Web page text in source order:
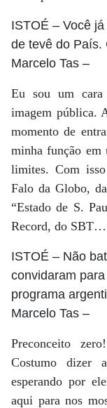
ISTOÉ – Você
de tevê do País.
Marcelo Tas –
Eu sou um
imagem pública.
momento de
minha função em
limites. Com
Falo da Globo,
“Estado de S.
Record, do SBT…
ISTOÉ – Não
convidaram
programa
Marcelo Tas –
Preconceito
Costumo dizer
esperando por
aqui para nos